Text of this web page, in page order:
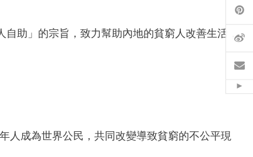
助」的宗旨，致力幫助內地的貧窮人改善生活，
人成為世界公民，共同改變導致貧窮的不公平現